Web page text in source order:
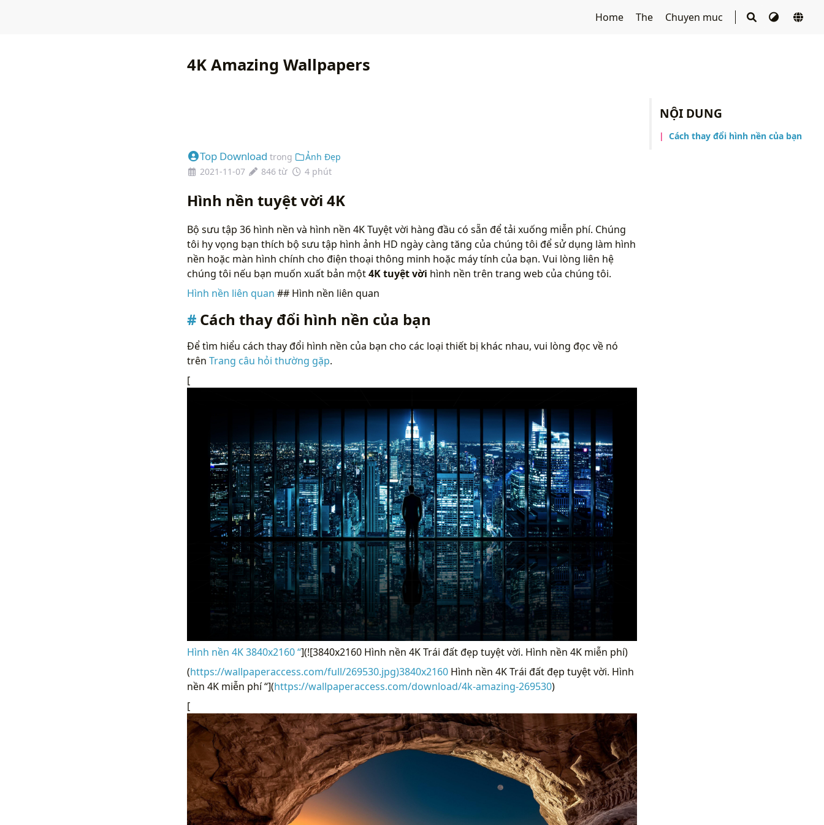
Home The Chuyen muc
NỘI DUNG
Cách thay đổi hình nền của bạn
4K Amazing Wallpapers
Top Download trong
Ảnh Đẹp
2021-11-07
846 từ 4 phút
Hình nền tuyệt vời 4K
Bộ sưu tập 36 hình nền và hình nền 4K Tuyệt vời hàng đầu có sẵn để tải xuống miễn phí. Chúng
tôi hy vọng bạn thích bộ sưu tập hình ảnh HD ngày càng tăng của chúng tôi để sử dụng làm hình
nền hoặc màn hình chính cho điện thoại thông minh hoặc máy tính của bạn. Vui lòng liên hệ
chúng tôi nếu bạn muốn xuất bản một4K tuyệt vời hình nền trên trang web của chúng tôi.
Hình nền liên quan ## Hình nền liên quan
Cách thay đổi hình nền của bạn
Để tìm hiểu cách thay đổi hình nền của bạn cho các loại thiết bị khác nhau, vui lòng đọc về nó
trên Trang câu hỏi thường gặp.
[
Hình nền 4K 3840x2160 “](![3840x2160 Hình nền 4K Trái đất đẹp tuyệt vời. Hình nền 4K miễn phí)
(https://wallpaperaccess.com/full/269530.jpg)3840x2160Hình nền 4K Trái đất đẹp tuyệt vời. Hình
nền 4K miễn phí “](https://wallpaperaccess.com/download/4k-amazing-269530)
[